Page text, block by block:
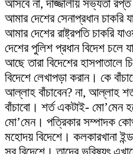
আসবে না, দাজ্জালীয় সভ্যতা
আমার দেশের সেনাপ্রধান চাকরি
আমার দেশের রাষ্ট্রপতি চাকরি
দেশের পুলিশ প্রধান বিদেশ চলে
আছে তারা বিদেশের হাসপাতালে
বিদেশে লেখাপড়া করান। কে
আল্লাহ বাঁচাবেন? না, আল্লাহ
বাঁচাবো। শর্ত একটাই- মো’মেন
মো’মেন। পত্রিকার সম্পাদক
মহোদয় বিদেশে। কলকারখানা